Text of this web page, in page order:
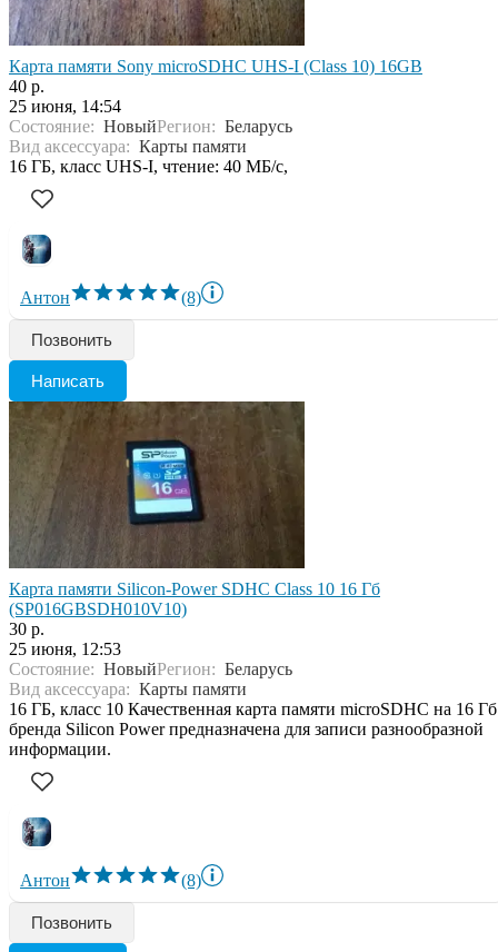
Карта памяти Sony microSDHC UHS-I (Class 10) 16GB
40 р.
25 июня, 14:54
Состояние: НовыйРегион: Беларусь
Вид аксессуара: Карты памяти
16 ГБ, класс UHS-I, чтение: 40 МБ/с,
Антон (8)
Позвонить
Написать
Карта памяти Silicon-Power SDHC Class 10 16 Гб
(SP016GBSDH010V10)
30 р.
25 июня, 12:53
Состояние: НовыйРегион: Беларусь
Вид аксессуара: Карты памяти
16 ГБ, класс 10 Качественная карта памяти microSDHC на 16 Гб
бренда Silicon Power предназначена для записи разнообразной
информации.
Антон (8)
Позвонить